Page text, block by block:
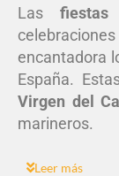
Las
encantadora
España.
Virgen del
marineros.
Leer más